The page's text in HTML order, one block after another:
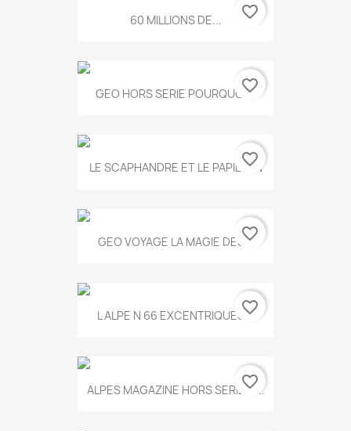
60 MILLIONS DE... favorite_border
GEO HORS SERIE POURQUOI...
favorite_border
LE SCAPHANDRE ET LE PAPILLON
favorite_border
GEO VOYAGE LA MAGIE DES...
favorite_border
L ALPE N 66 EXCENTRIQUES...
favorite_border
ALPES MAGAZINE HORS SERIE N...
favorite_border